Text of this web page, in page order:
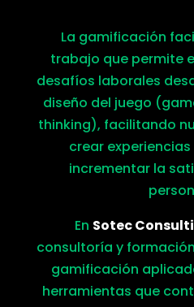
La gamificación
trabajo que permite
desafíos laborales
diseño del juego
thinking), facilitando
crear
incrementar la
En Sotec
consultoría y
gamificación
herramientas que